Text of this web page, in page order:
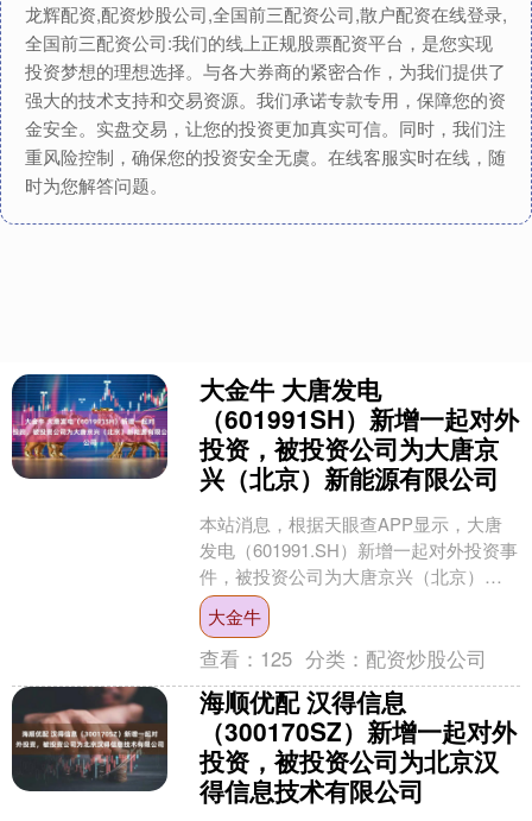
龙辉配资,配资炒股公司,全国前三配资公司,散户配资在线登录,
全国前三配资公司:我们的线上正规股票配资平台，是您实现
投资梦想的理想选择。与各大券商的紧密合作，为我们提供了
强大的技术支持和交易资源。我们承诺专款专用，保障您的资
金安全。实盘交易，让您的投资更加真实可信。同时，我们注
重风险控制，确保您的投资安全无虞。在线客服实时在线，随
时为您解答问题。
大金牛 大唐发电
（601991SH）新增一起对外
投资，被投资公司为大唐京
兴（北京）新能源有限公司
本站消息，根据天眼查APP显示，大唐
发电（601991.SH）新增一起对外投资事
件，被投资公司为大唐京兴（北京）新
能源有限公司，法定代表人王军，投资
占比为100....
大金牛
查看： 125 分类： 配资炒股公司
海顺优配 汉得信息
（300170SZ）新增一起对外
投资，被投资公司为北京汉
得信息技术有限公司